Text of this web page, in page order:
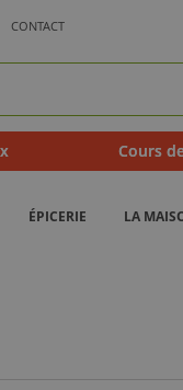
CONTACT
Cours
ÉPICERIE LA